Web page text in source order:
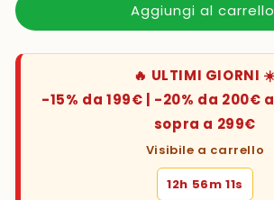
Aggiungi al carrello
🔥 ULTIMI GIORNI
-15% da 199€ | -20% da 200€
sopra a 299€
Visibile a carrello
12h 56m 10s